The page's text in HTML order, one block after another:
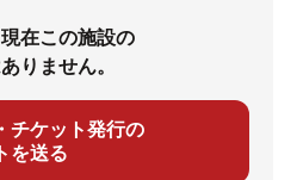
在この施設の
りません。
チケット発行の
を送る